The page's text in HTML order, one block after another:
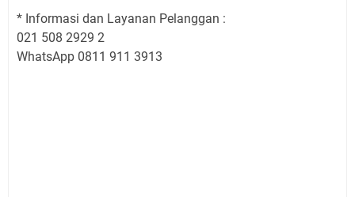
* Informasi dan Layanan Pelanggan :⁣⁣⁣⁣⁣⁣
021 508 2929 2⁣⁣⁣⁣⁣⁣
WhatsApp 0811 911 3913